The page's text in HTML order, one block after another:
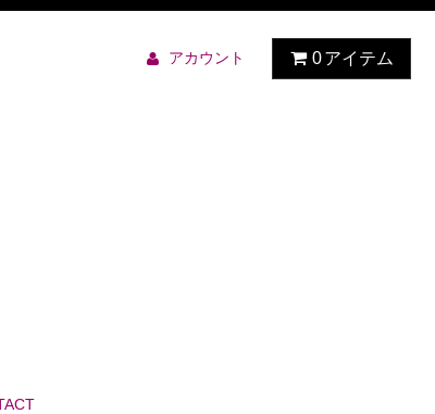
アカウント 0アイテム